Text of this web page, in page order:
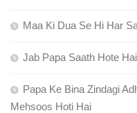
Maa Ki Dua Se Hi Har
Jab Papa Saath Hote
Papa Ke Bina Zindagi
Mehsoos Hoti Hai